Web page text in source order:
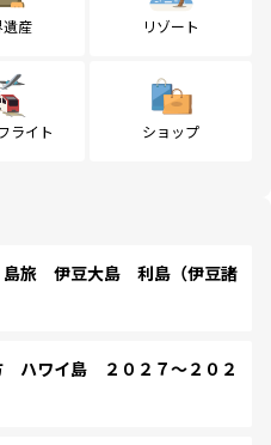
遺産 リゾート
ライト ショップ
旅 伊豆大島 利島（伊豆諸
ハワイ島 ２０２７～２０２